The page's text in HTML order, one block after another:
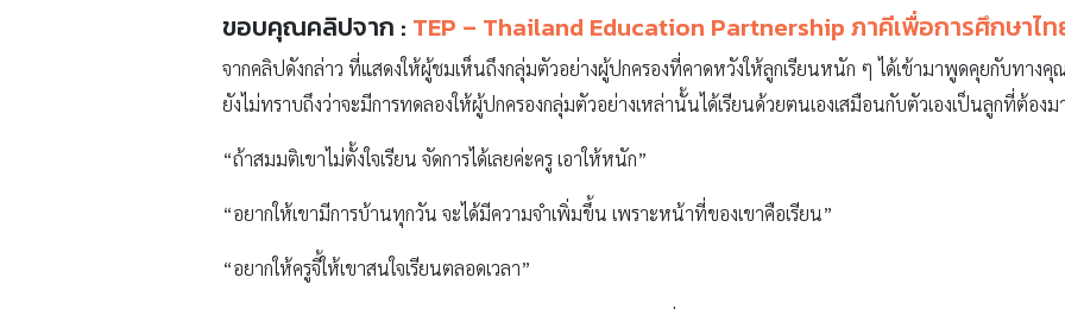
ขอบคุณคลิปจาก : TEP – Thailand Education Partnership ภาคีเพื่อการศึกษาไท
จากคลิปดังกล่าว ที่แสดงให้ผู้ชมเห็นถึงกลุ่มตัวอย่างผู้ปกครองที่คาดหวังให้ลูกเรียนหนัก ๆ ได้เข้ามาพูดคุยกับทางคุณ
ยังไม่ทราบถึงว่าจะมีการทดลองให้ผู้ปกครองกลุ่มตัวอย่างเหล่านั้นได้เรียนด้วยตนเองเสมือนกับตัวเองเป็นลูกที่ต้องม
“ถ้าสมมติเขาไม่ตั้งใจเรียน จัดการได้เลยค่ะครู เอาให้หนัก”
“อยากให้เขามีการบ้านทุกวัน จะได้มีความจำเพิ่มขึ้น เพราะหน้าที่ของเขาคือเรียน”
“อยากให้ครูจี้ให้เขาสนใจเรียนตลอดเวลา”